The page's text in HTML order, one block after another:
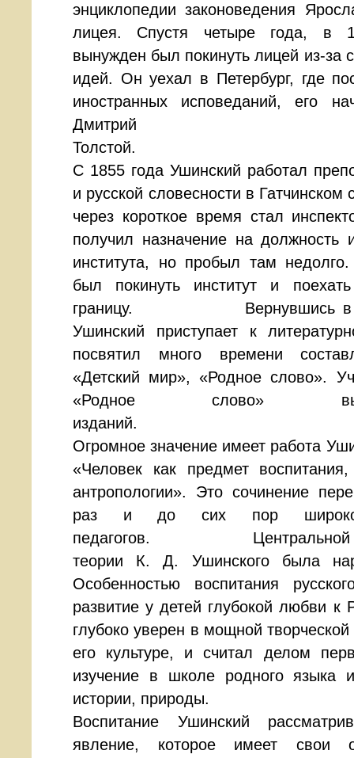
энциклопедии законоведения
лицея. Спустя четыре года, в
вынужден был покинуть лицей из-за
идей. Он уехал в Петербург, где
иностранных исповеданий, его
Дмитрий
С 1855 года Ушинский работал
и русской словесности в Гатчинском
через короткое время стал
получил назначение на должность
института, но пробыл там
был покинуть институт и
границу. Вернувшись в
Ушинский приступает к
посвятил много времени
«Детский мир», «Родное слово».
«Родное слово»
Огромное значение имеет работа
«Человек как предмет воспитания,
антропологии». Это сочинение
раз и до сих пор широко
педагогов. Центральной
теории К. Д. Ушинского была
Особенностью воспитания
развитие у детей глубокой любви
глубоко уверен в мощной
его культуре, и считал делом
изучение в школе родного языка
истории, природы.
Воспитание Ушинский
явление, которое имеет свои